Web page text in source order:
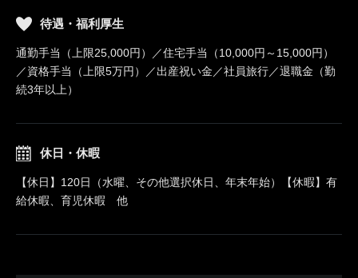
待遇・福利厚生
通勤手当（上限25,000円）／住宅手当（10,000円～15,000円）
／資格手当（上限5万円）／出産祝い金／社員旅行／退職金（勤
続3年以上）
休日・休暇
【休日】120日（水曜、その他選択休日、年末年始）【休暇】有
給休暇、育児休暇 他